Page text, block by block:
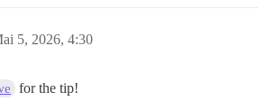
5, 2026, 4:30
for the tip!